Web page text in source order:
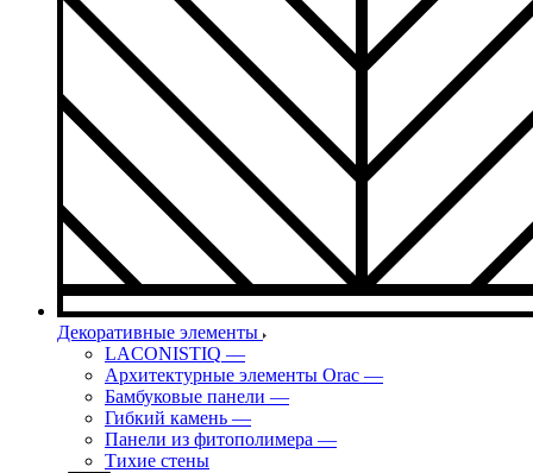
Декоративные элементы
LACONISTIQ —
Архитектурные элементы Orac —
Бамбуковые панели —
Гибкий камень —
Панели из фитополимера —
Тихие стены